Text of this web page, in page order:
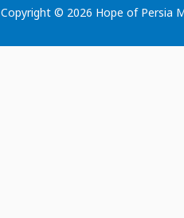
Copyright © 2026 Hope of Persia